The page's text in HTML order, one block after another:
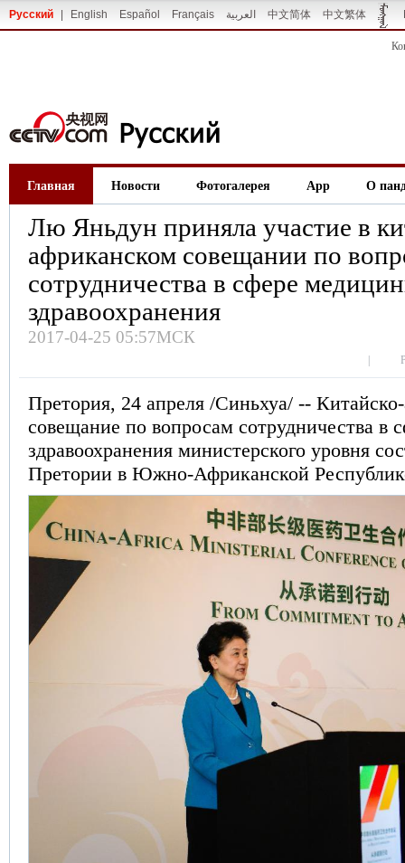
Русский English Español Français العربية 中文简体 中文繁体
Главная Новости Фотогалерея App О
Лю Яньдун приняла участие в
африканском совещании по
сотрудничества в сфере
здравоохранения
2017-04-25 05:57МСК
Претория, 24 апреля /Синьхуа/ --
совещание по вопросам сотрудничества в
здравоохранения министерского уровня
Претории в Южно-Африканской